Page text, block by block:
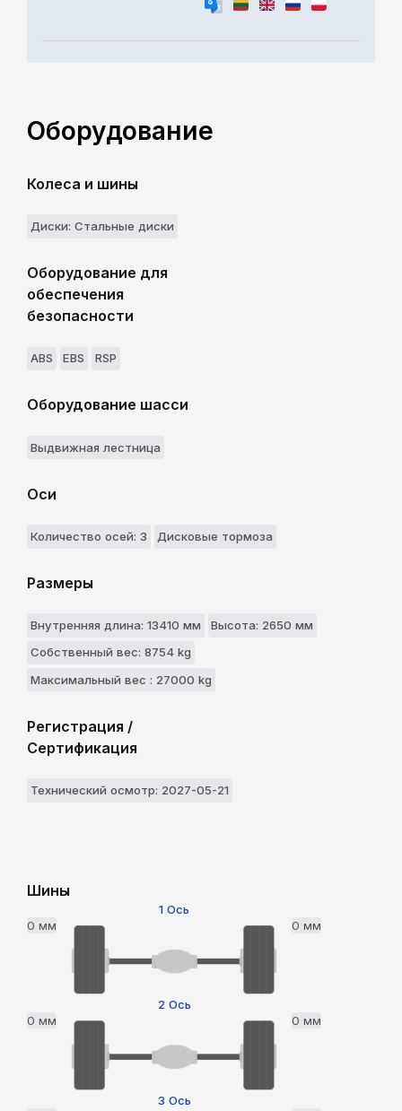
Оборудование
Колеса и шины
Диски: Стальные диски
Оборудование для
обеспечения
безопасности
ABS EBS RSP
Оборудование шасси
Выдвижнaя лестницa
Оси
Количество осей: 3 Дисковые тормоза
Размеры
Внутренняя длина: 13410 мм
Высота: 2650 мм
Собственный вес: 8754 kg
Максимальный вес : 27000 kg
Регистрация /
Сертификация
Технический осмотр: 2027-05-21
Шины
1 Ось
0 мм
0 мм
2 Ось
0 мм
0 мм
3 Ось